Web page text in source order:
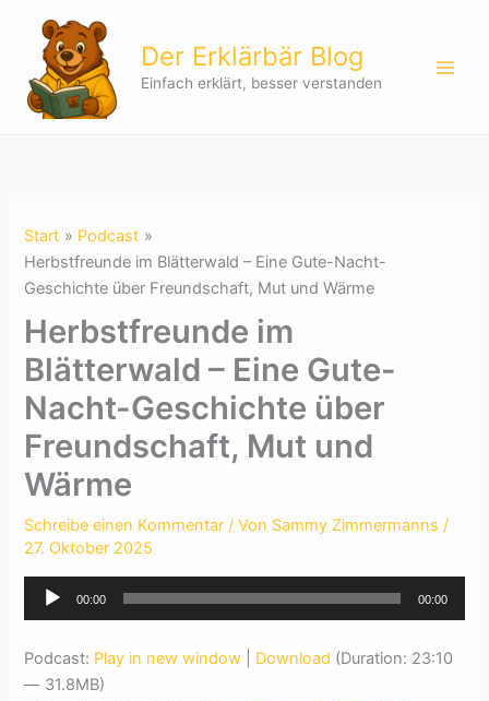
springen
Der Erklärbär Blog
Einfach erklärt, besser verstanden
Start
Podcast
Herbstfreunde im Blätterwald – Eine Gute-Nacht-
Geschichte über Freundschaft, Mut und Wärme
Herbstfreunde im
Blätterwald – Eine Gute-
Nacht-Geschichte über
Freundschaft, Mut und
Wärme
Schreibe einen Kommentar / Von Sammy Zimmermanns/
27. Oktober 2025
Audio-
00:00 00:00
Podcast: Play in new window Download (Duration: 23:10
— 31.8MB)